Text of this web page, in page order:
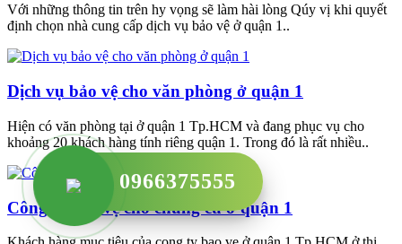
Với những thông tin trên hy vọng sẽ làm hài lòng Qúy vị khi quyết
định chọn nhà cung cấp dịch vụ bảo vệ ở quận 1..
Dịch vụ bảo vệ cho văn phòng ở quận 1
Hiện có văn phòng tại ở quận 1 Tp.HCM và đang phục vụ cho
khoảng 20 khách hàng tính riêng quận 1. Trong đó là rất nhiều..
Công ty bảo vệ cho chung cư ở quận 1
0966375555